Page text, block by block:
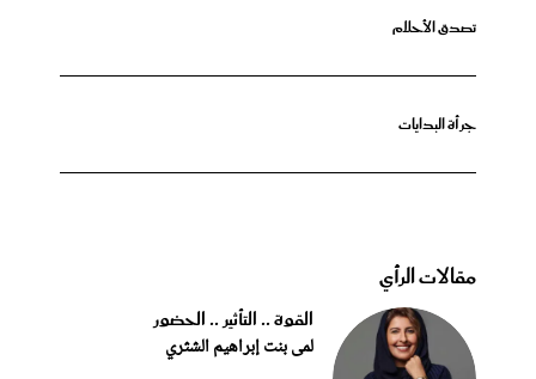
تصدق الأحلام
جرأة البدايات
مقالات الرأي
القوة .. التأثير .. الحضور
لمى بنت إبراهيم الشثري